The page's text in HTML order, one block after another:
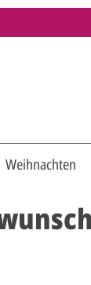
Weihnachten